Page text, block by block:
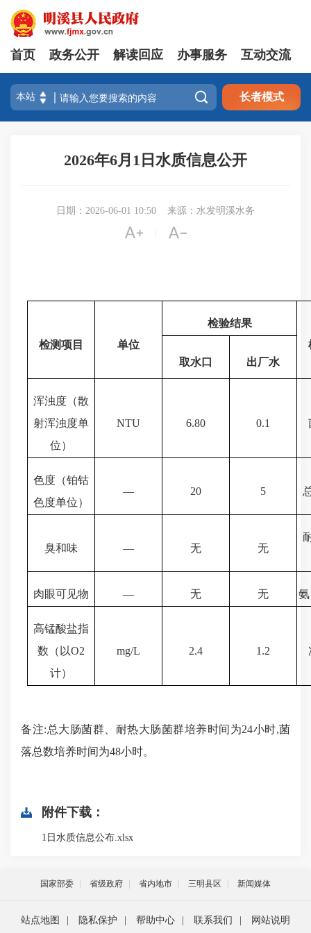
首页 政务公开 解读回应 办事服务 互动交流
 长者模式
2026年6月1日水质信息公开
日期：2026-06-01 10:50 来源：水发明溪水务
 
检测项目 单位
检验结果
取水口
出厂水
浑浊度（散
射浑浊度单
位）
NTU 6.80 0.1
色度（铂钴
色度单位）
— 20 5
臭和味 — 无 无
肉眼可见物 — 无 无
高锰酸盐指
数（以O2
计）
mg/L 2.4 1.2
备注:总大肠菌群、耐热大肠菌群培养时间为24小时,菌
落总数培养时间为48小时。
附件下载：
1日水质信息公布.xlsx
国家部委 省级政府 省内地市 三明县区 新闻媒体
站点地图 隐私保护 帮助中心 联系我们 网站说明